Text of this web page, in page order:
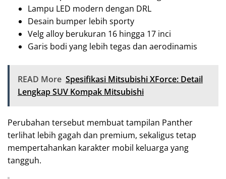
Lampu LED modern dengan DRL
Desain bumper lebih sporty
Velg alloy berukuran 16 hingga 17 inci
Garis bodi yang lebih tegas dan aerodinamis
READ More Spesifikasi Mitsubishi XForce: Detail
Lengkap SUV Kompak Mitsubishi
Perubahan tersebut membuat tampilan Panther
terlihat lebih gagah dan premium, sekaligus tetap
mempertahankan karakter mobil keluarga yang
tangguh.